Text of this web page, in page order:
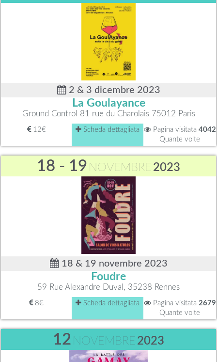
2 & 3 dicembre 2023
La Goulayance
Ground Control 81 rue du Charolais 75012 Paris
12€ Scheda dettagliata Pagina visitata 4042
Quante volte
18 - 19 NOVEMBRE 2023
18 & 19 novembre 2023
Foudre
59 Rue Alexandre Duval, 35238 Rennes
8€ Scheda dettagliata Pagina visitata 2679
Quante volte
12 NOVEMBRE 2023